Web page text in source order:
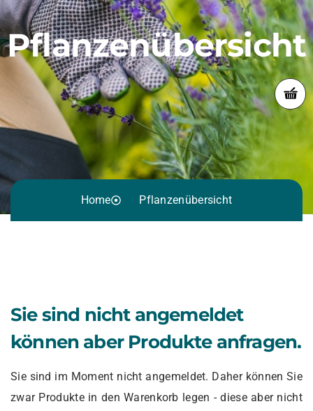
Pflanzenübersicht
Home Pflanzenübersicht
Sie sind nicht angemeldet
können aber Produkte anfragen.
Sie sind im Moment nicht angemeldet. Daher können Sie
zwar Produkte in den Warenkorb legen - diese aber nicht